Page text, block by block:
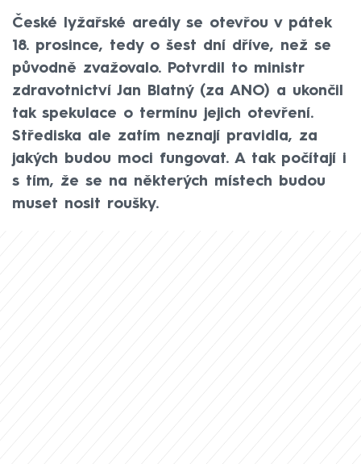
České lyžařské areály se otevřou v pátek
18. prosince, tedy o šest dní dříve, než se
původně zvažovalo. Potvrdil to ministr
zdravotnictví Jan Blatný (za ANO) a ukončil
tak spekulace o termínu jejich otevření.
Střediska ale zatím neznají pravidla, za
jakých budou moci fungovat. A tak počítají i
s tím, že se na některých místech budou
muset nosit roušky.